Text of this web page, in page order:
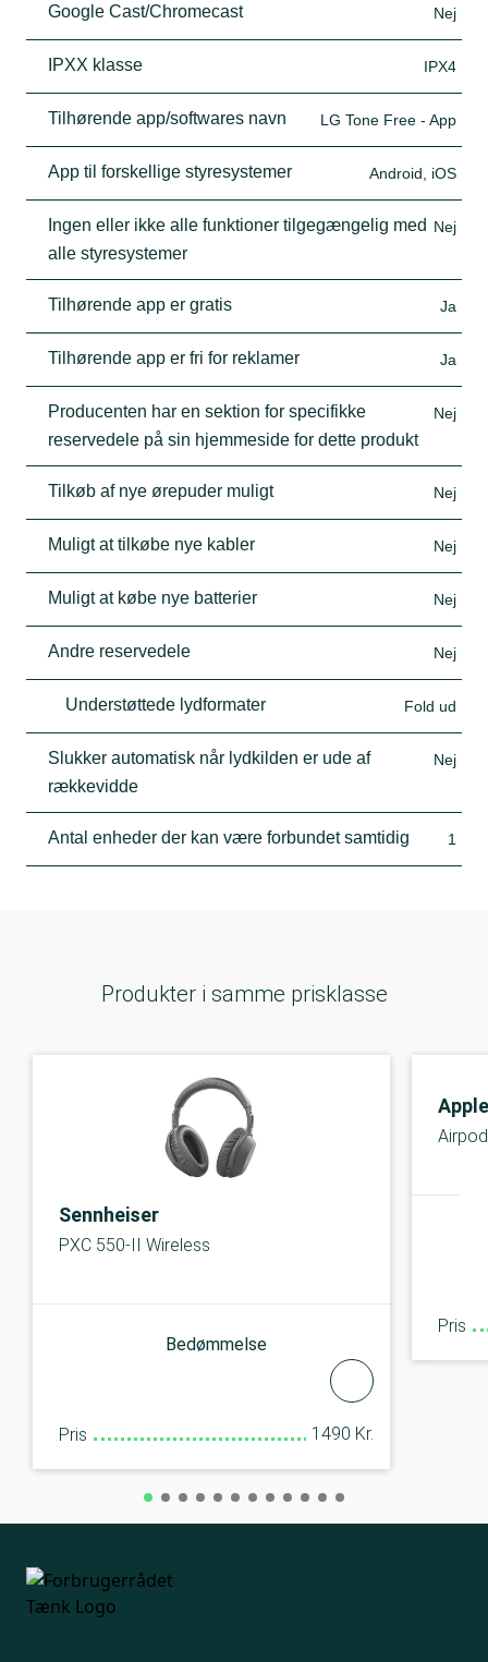
Google Cast/Chromecast Nej
IPXX klasse IPX4
Tilhørende app/softwares navn LG Tone Free - App
App til forskellige styresystemer Android, iOS
Ingen eller ikke alle funktioner tilgegængelig med
alle styresystemer
Nej
Tilhørende app er gratis Ja
Tilhørende app er fri for reklamer Ja
Producenten har en sektion for specifikke
reservedele på sin hjemmeside for dette produkt
Nej
Tilkøb af nye ørepuder muligt Nej
Muligt at tilkøbe nye kabler Nej
Muligt at købe nye batterier Nej
Andre reservedele Nej
Understøttede lydformater Fold ud
Slukker automatisk når lydkilden er ude af
rækkevidde
Nej
Antal enheder der kan være forbundet samtidig 1
Produkter i samme prisklasse
Sennheiser
PXC 550-II Wireless
Bedømmelse
Pris 1490 Kr.
Apple
Pris